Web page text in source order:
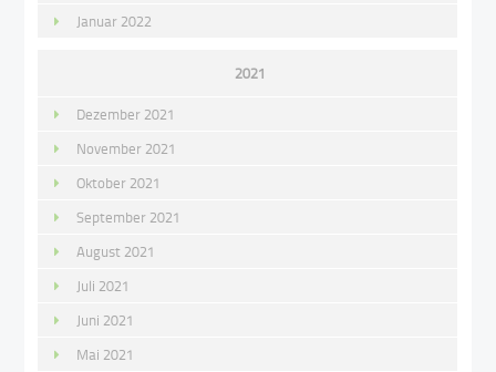
Januar 2022
2021
Dezember 2021
November 2021
Oktober 2021
September 2021
August 2021
Juli 2021
Juni 2021
Mai 2021